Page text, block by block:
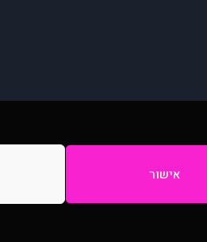
אישור